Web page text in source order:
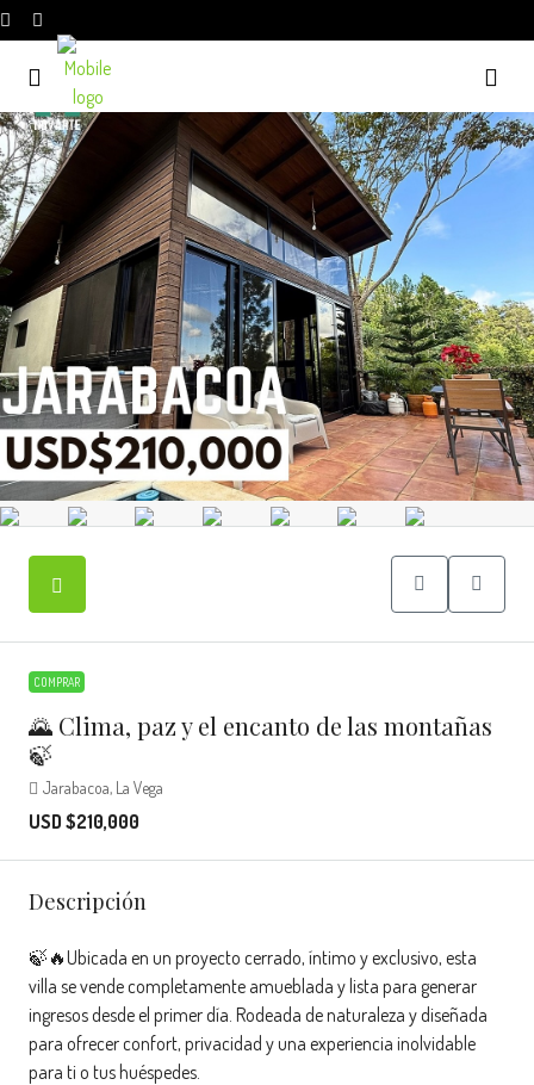
COMPRAR
🌄 Clima, paz y el encanto de las montañas
🍃
Jarabacoa, La Vega
USD $210,000
Descripción
🍃🔥Ubicada en un proyecto cerrado, íntimo y exclusivo, esta
villa se vende completamente amueblada y lista para generar
ingresos desde el primer día. Rodeada de naturaleza y diseñada
para ofrecer confort, privacidad y una experiencia inolvidable
para ti o tus huéspedes.